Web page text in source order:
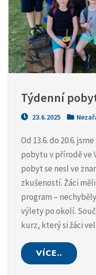
Týdenní
23.6.2025
Od 13.6. do 20.6.
pobytu v přírodě ve
pobyt se nesl ve
zkušeností. Žáci
program –
výlety po okolí.
kurz, který si žáci
VÍCE..